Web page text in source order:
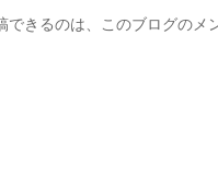
できるのは、このブログのメ